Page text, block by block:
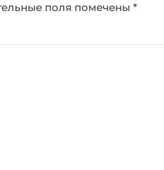
поля помечены *